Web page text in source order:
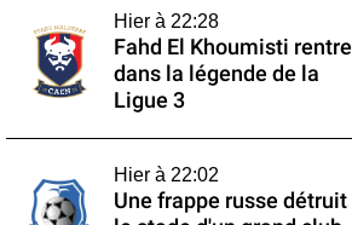
Hier à 22:28
Fahd El Khoumisti rentre
dans la légende de la
Ligue 3
Hier à 22:02
Une frappe russe détruit